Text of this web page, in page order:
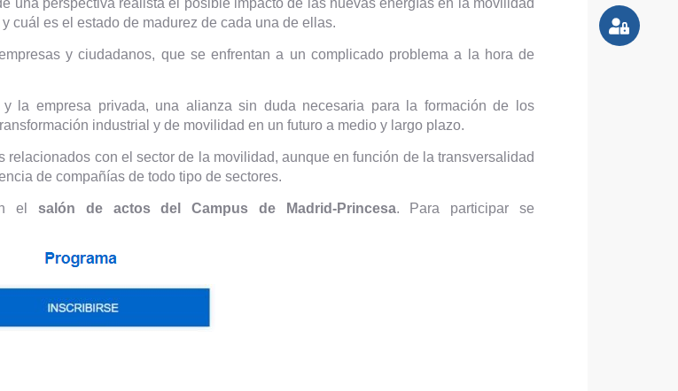
una perspectiva realista el posible impacto de las nuevas energías en la movilidad
cuál es el estado de madurez de cada una de ellas.
y ciudadanos, que se enfrentan a un complicado problema a la hora de
la empresa privada, una alianza sin duda necesaria para la formación de los
industrial y de movilidad en un futuro a medio y largo plazo.
con el sector de la movilidad, aunque en función de la transversalidad
de compañías de todo tipo de sectores.
el salón de actos del Campus de Madrid-Princesa. Para participar se